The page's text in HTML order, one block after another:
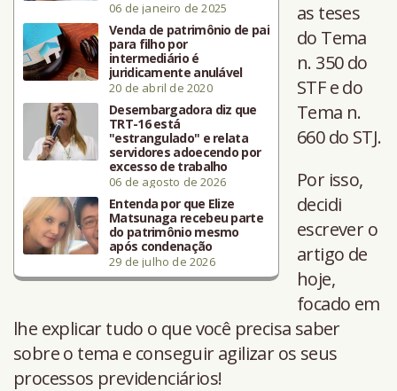
06 de janeiro de 2025
Venda de patrimônio de pai
para filho por
intermediário é
juridicamente anulável
20 de abril de 2020
Desembargadora diz que
TRT-16 está
"estrangulado" e relata
servidores adoecendo por
excesso de trabalho
06 de agosto de 2026
Entenda por que Elize
Matsunaga recebeu parte
do patrimônio mesmo
após condenação
29 de julho de 2026
as teses
do Tema
n. 350 do
STF e do
Tema n.
660 do STJ.
Por isso,
decidi
escrever o
artigo de
hoje,
focado em
lhe explicar tudo o que você precisa saber
sobre o tema e conseguir agilizar os seus
processos previdenciários!